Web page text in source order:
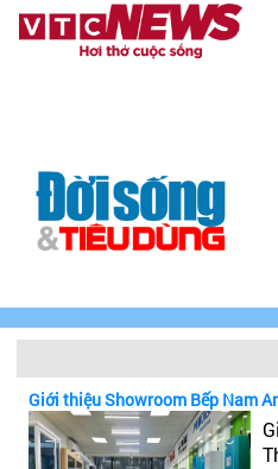
Giới thiệu Showroom Bếp Nam